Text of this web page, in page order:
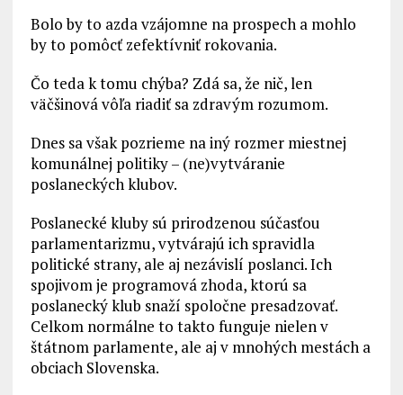
Bolo by to azda vzájomne na prospech a mohlo
by to pomôcť zefektívniť rokovania.
Čo teda k tomu chýba? Zdá sa, že nič, len
väčšinová vôľa riadiť sa zdravým rozumom.
Dnes sa však pozrieme na iný rozmer miestnej
komunálnej politiky – (ne)vytváranie
poslaneckých klubov.
Poslanecké kluby sú prirodzenou súčasťou
parlamentarizmu, vytvárajú ich spravidla
politické strany, ale aj nezávislí poslanci. Ich
spojivom je programová zhoda, ktorú sa
poslanecký klub snaží spoločne presadzovať.
Celkom normálne to takto funguje nielen v
štátnom parlamente, ale aj v mnohých mestách a
obciach Slovenska.